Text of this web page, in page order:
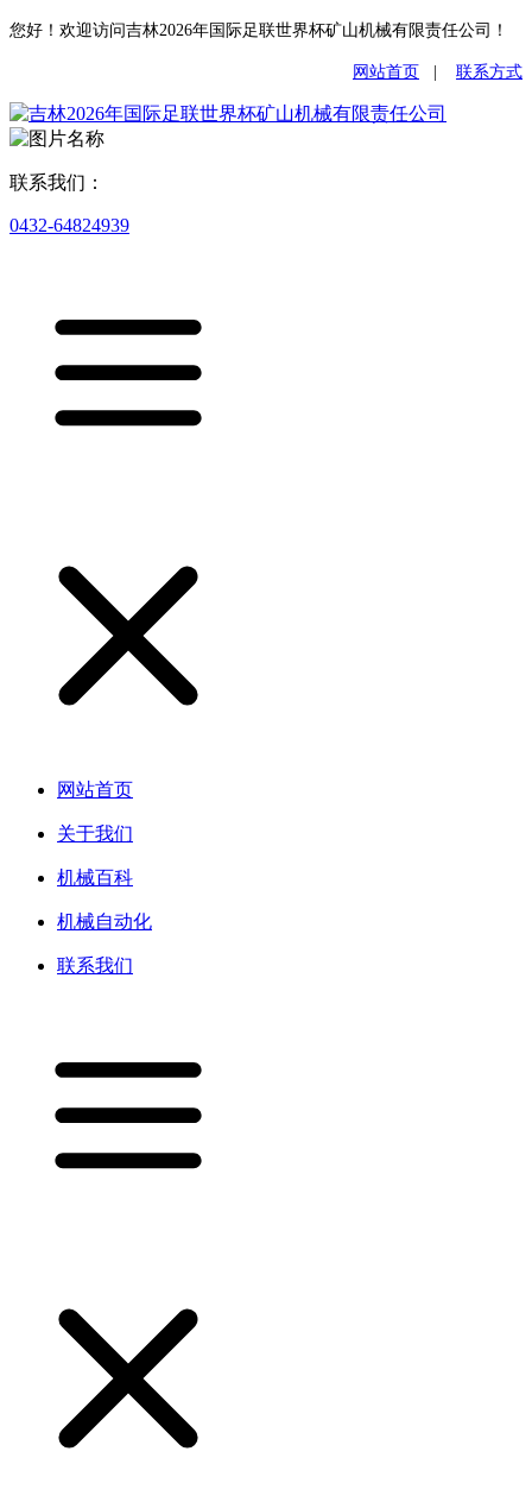
您好！欢迎访问吉林2026年国际足联世界杯矿山机械有限责任公司！
网站首页 联系方式
联系我们：
0432-64824939
网站首页
关于我们
机械百科
机械自动化
联系我们